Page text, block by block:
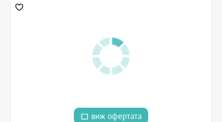
виж офертата